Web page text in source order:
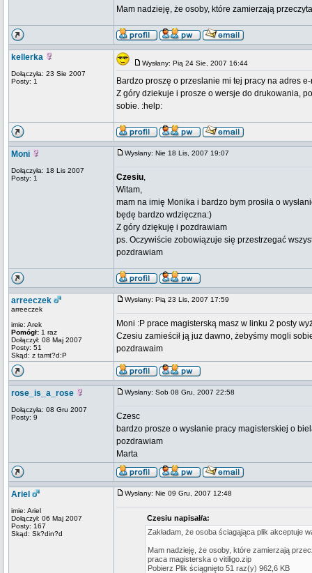
Mam nadzieję, że osoby, które zamierzają
kellerka
Dołączyła: 23 Sie 2007
Posty: 1
Wysłany: Pią 24 Sie, 2007 16:44
Bardzo proszę o przeslanie mi tej pracy na adres
Z góry dziekuje i prosze o wersje do drukowania,
sobie. :help:
Moni
Dołączyła: 18 Lis 2007
Posty: 1
Wysłany: Nie 18 Lis, 2007 19:07
Czesiu,
Witam,
mam na imię Monika i bardzo bym prosiła o
będę bardzo wdzięczna:)
Z góry dziękuję i pozdrawiam
ps. Oczywiście zobowiązuje się przestrzegać
pozdrawiam
arreeczek
arreeczek
imie: Arek
Pomógł: 1 raz
Dołączył: 08 Maj 2007
Posty: 51
Skąd: z tamt?d:P
Wysłany: Pią 23 Lis, 2007 17:59
Moni :P prace magisterską masz w linku 2 posty
Czesiu zamieścił ją juz dawno, żebyśmy mogli
pozdrawaim
rose_is_a_rose
Dołączyła: 08 Gru 2007
Posty: 9
Wysłany: Sob 08 Gru, 2007 22:58
Czesc
bardzo prosze o wysłanie pracy magisterskiej o
pozdrawiam
Marta
Ariel
imie: Ariel
Dołączył: 06 Maj 2007
Posty: 167
Skąd: Sk?din?d
Wysłany: Nie 09 Gru, 2007 12:48
Czesiu napisał/a:
Zakładam, że osoba ściagąjąca plik akceptuje
Mam nadzieję, że osoby, które zamierzają
praca magisterska o vitiligo.zip
Pobierz Plik ściągnięto 51 raz(y) 962,6 KB